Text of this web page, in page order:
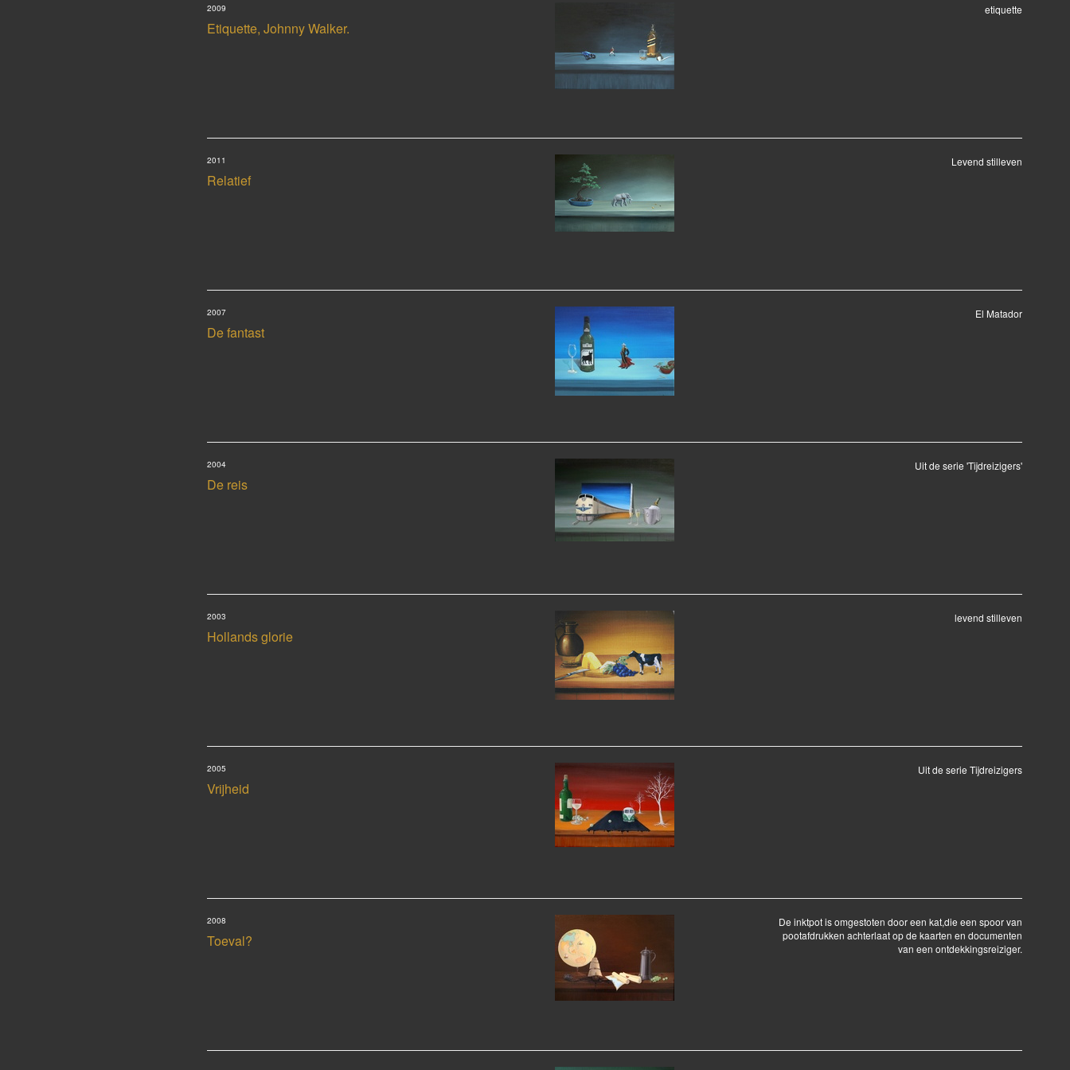
Etiquette, Johnny Walker.
2009 etiquette
Relatief
2011 Levend stilleven
De fantast
2007 El Matador
De reis
2004 Uit de serie 'Tijdreizigers'
Hollands glorie
2003 levend stilleven
Vrijheid
2005 Uit de serie Tijdreizigers
Toeval?
2008
De inktpot is omgestoten door een kat,die een spoor van
pootafdrukken achterlaat op de kaarten en documenten
van een ontdekkingsreiziger.